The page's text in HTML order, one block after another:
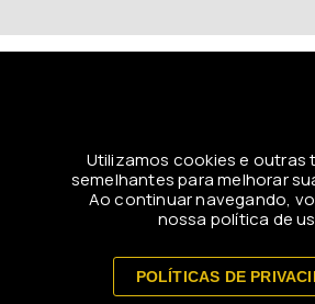
Utilizamos cookies e outras
semelhantes para melhorar
Ao continuar navegando,
nossa política de
POLÍTICAS DE